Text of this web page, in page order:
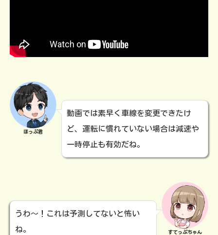
ほっぷ君
動画では素早く車線を変更できたけ
ど、運転に慣れていない場合は減速や
一時停止も有効だね。
うわ～！これは予測してないと怖い
ね。
すてっぷちゃん